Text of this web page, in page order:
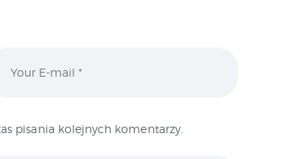
pisania kolejnych komentarzy.